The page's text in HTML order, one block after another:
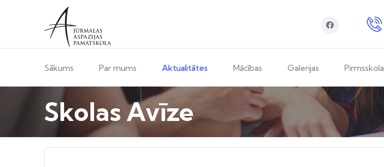
Sākums Par mums Aktualitātes Mācības Galerijas Pirmsskola
Skolas Avīze